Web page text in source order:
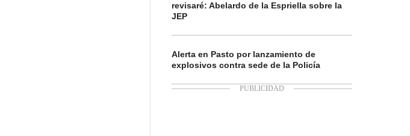
revisaré: Abelardo de la Espriella sobre la
JEP
Alerta en Pasto por lanzamiento de
explosivos contra sede de la Policía